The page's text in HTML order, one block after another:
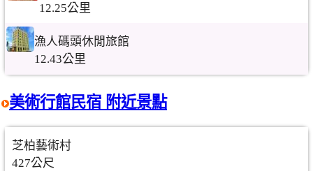
12.25公里
漁人碼頭休閒旅館
12.43公里
美術行館民宿 附近景點
芝柏藝術村
427公尺